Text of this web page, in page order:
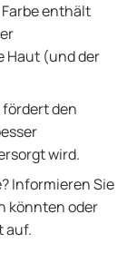
enthält
Haut (und der
fördert den
wird.
Informieren Sie
könnten oder
auf.